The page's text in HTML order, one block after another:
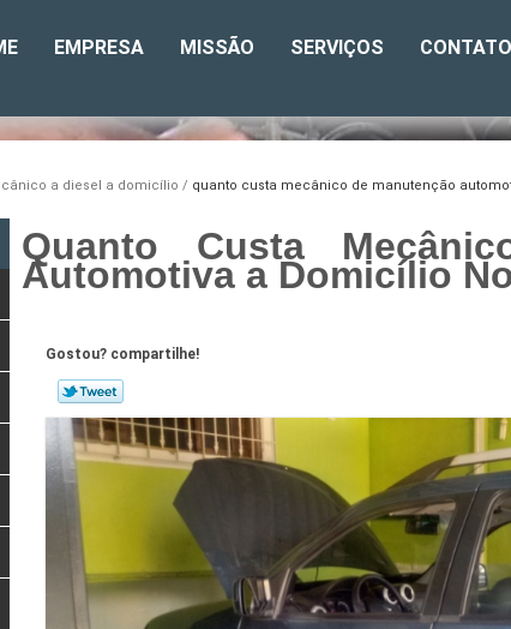
EMPRESA MISSÃO SERVIÇOS CONTATO
a diesel a domicílio quanto custa mecânico de manutenção
Quanto Custa
Automotiva a Domicílio
Gostou? compartilhe!